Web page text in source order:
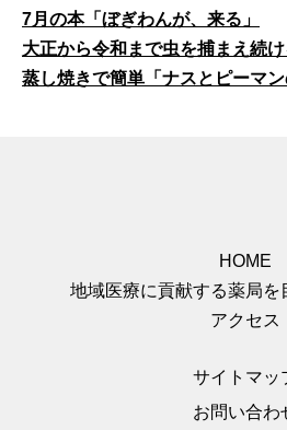
7月の本「ぼぎわんが、来る」
大正から令和まで虫を捕まえ続け
蒸し焼きで簡単「ナスとピーマン
HOME
地域医療に貢献する薬局を
アクセス
サイトマッ
お問い合わ